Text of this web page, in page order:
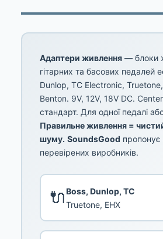
Адаптери живлення — блоки
гітарних та басових педалей
Dunlop, TC Electronic,
Benton. 9V, 12V, 18V DC.
стандарт. Для одної педалі
Правильне живлення =
шуму. SoundsGood пропонує
перевірених виробників.
🔌Boss, Dunlop, TC
Truetone, EHX